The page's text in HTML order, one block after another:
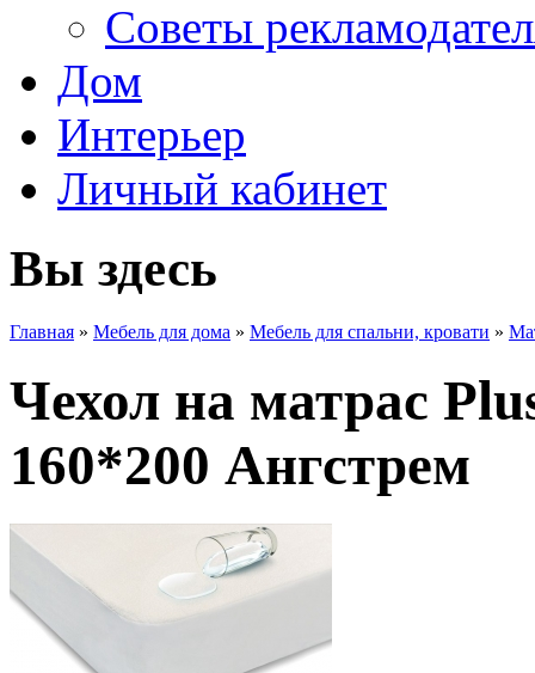
Советы
Дом
Интерьер
Личный кабинет
Вы здесь
Главная » Мебель для дома » Мебель для спальни, кровати »
Чехол на матрас
160*200 Ангстрем